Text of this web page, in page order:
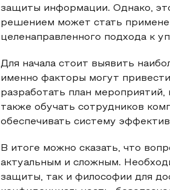
защиты информации. Однако,
решением может стать
целенаправленного подхода к
Для начала стоит выявить
именно факторы могут
разработать план
также обучать сотрудников
обеспечивать систему
В итоге можно сказать, что
актуальным и сложным.
защиты, так и философии для